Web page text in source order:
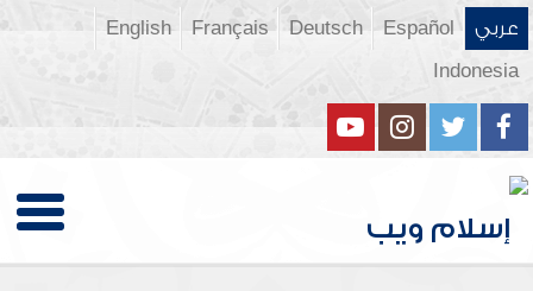
عربي Español
Deutsch
Français
English
Indonesia